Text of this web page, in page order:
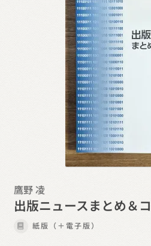
鷹野 凌
出版ニュースまとめ＆
紙版（＋電子版）